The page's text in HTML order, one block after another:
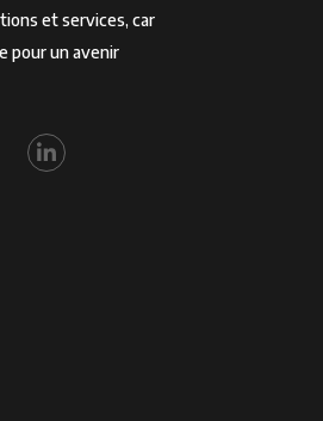
et services, car
pour un avenir